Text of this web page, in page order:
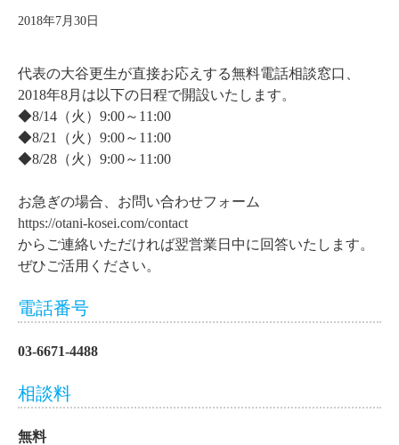
2018年7月30日
代表の大谷更生が直接お応えする無料電話相談窓口、
2018年8月は以下の日程で開設いたします。
◆8/14（火）9:00～11:00
◆8/21（火）9:00～11:00
◆8/28（火）9:00～11:00
お急ぎの場合、お問い合わせフォーム
https://otani-kosei.com/contact
からご連絡いただければ翌営業日中に回答いたします。
ぜひご活用ください。
電話番号
03-6671-4488
相談料
無料